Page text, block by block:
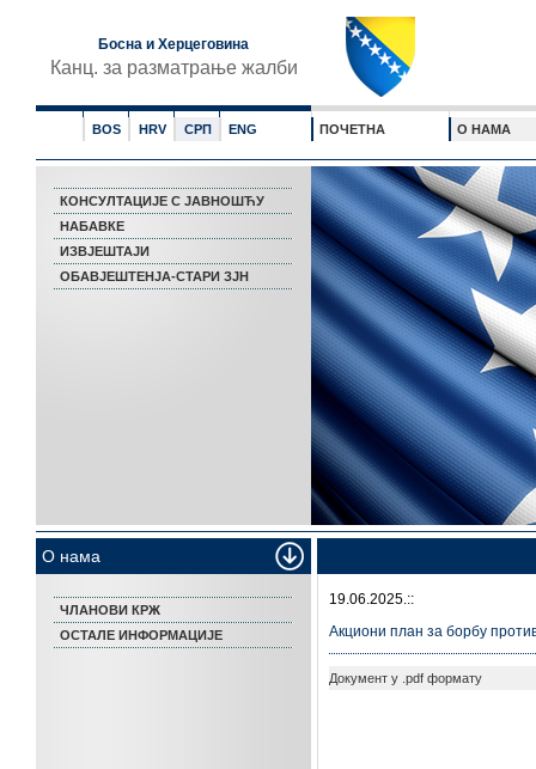
Босна и Херцеговина
Канц. за разматрање жалби
BOS HRV СРП ENG ПОЧЕТНА О НАМА
КОНСУЛТАЦИЈЕ С ЈАВНОШЋУ
НАБАВКЕ
ИЗВЈЕШТАЈИ
ОБАВЈЕШТЕНЈА-СТАРИ ЗЈН
О нама
ЧЛАНОВИ КРЖ
ОСТАЛЕ ИНФОРМАЦИЈЕ
19.06.2025.::
Акциони план за борбу
Документ у .pdf формату